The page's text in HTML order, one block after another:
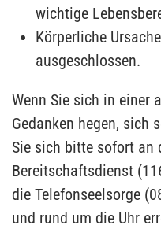
wichtige
Körperliche
ausgeschlossen.
Wenn Sie sich in einer
Gedanken hegen, sich
Sie sich bitte sofort an
Bereitschaftsdienst
die Telefonseelsorge
und rund um die Uhr